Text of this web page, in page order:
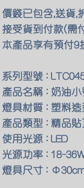
價錢已包含,送貨,
接受貨到付款(需
本產品享有預付9
系列型號 :
產品名稱 : 奶油
燈具材質 : 塑料造
產品類型 : 精品
使用光源 : LED
光源功率 : 18-
燈具尺寸 :